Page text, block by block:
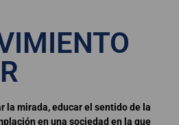
la mirada, educar el sentido de la
en una sociedad en la que